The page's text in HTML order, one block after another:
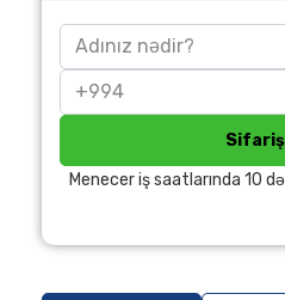
Menecer iş saatlarında 10